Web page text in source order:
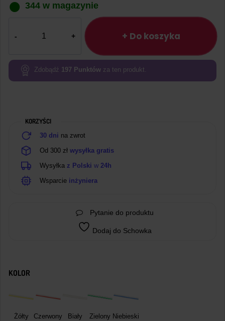
344 w magazynie
prosty
raster
+ Do koszyka
Zdobądź 197 Punktów za ten produkt.
KORZYŚCI
30 dni na zwrot
Od 300 zł wysyłka gratis
Wysyłka z Polski w 24h
Wsparcie inżyniera
Pytanie do produktu
Dodaj do Schowka
KOLOR
Żółty Czerwony Biały Zielony Niebieski